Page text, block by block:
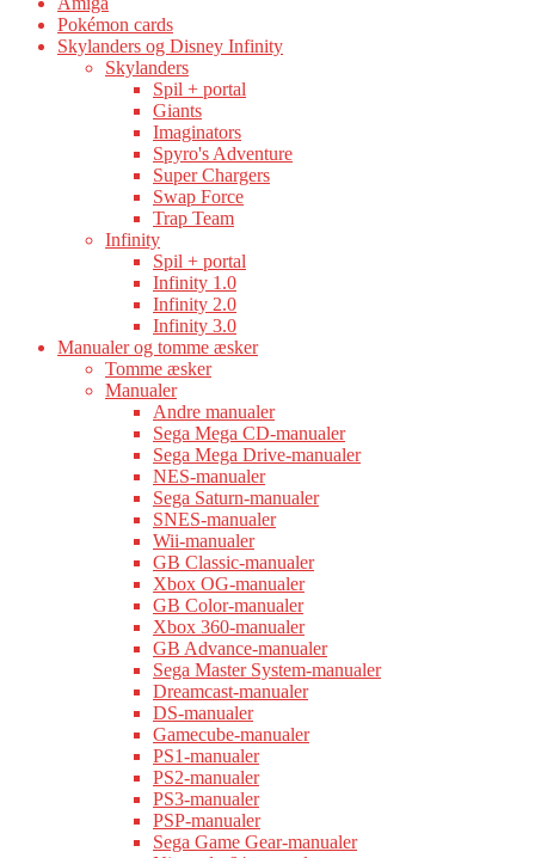
Pokémon cards
Skylanders og Disney Infinity
Skylanders
Spil + portal
Giants
Imaginators
Spyro's Adventure
Super Chargers
Swap Force
Trap Team
Infinity
Spil + portal
Infinity 1.0
Infinity 2.0
Infinity 3.0
Manualer og tomme æsker
Tomme æsker
Manualer
Andre manualer
Sega Mega CD-manualer
Sega Mega Drive-manualer
NES-manualer
Sega Saturn-manualer
SNES-manualer
Wii-manualer
GB Classic-manualer
Xbox OG-manualer
GB Color-manualer
Xbox 360-manualer
GB Advance-manualer
Sega Master System-manualer
Dreamcast-manualer
DS-manualer
Gamecube-manualer
PS1-manualer
PS2-manualer
PS3-manualer
PSP-manualer
Sega Game Gear-manualer